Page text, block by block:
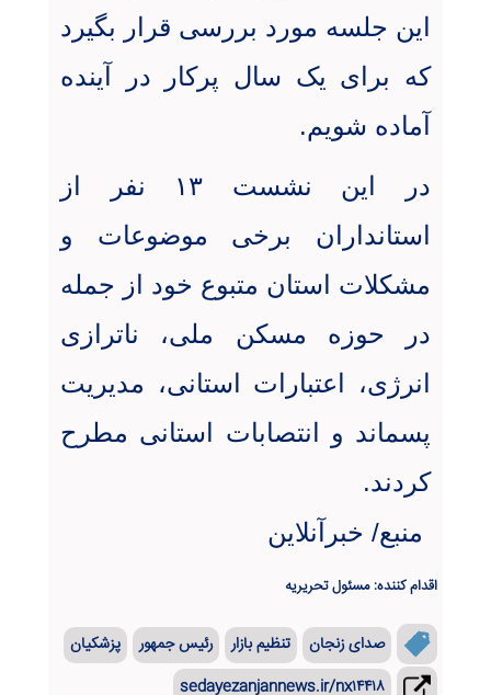
این جلسه مورد بررسی قرار بگیرد
که برای یک سال پرکار در آینده
آماده شویم.
در این نشست ۱۳ نفر از
استانداران برخی موضوعات و
مشکلات استان متبوع خود از جمله
در حوزه مسکن ملی، ناترازی
انرژی، اعتبارات استانی، مدیریت
پسماند و انتصابات استانی مطرح
کردند.
منبع/ خبرآنلاین
اقدام کننده: مسئول تحریریه
صدای زنجان تنظیم بازار رئیس جمهور
پزشکیان
sedayezanjannews.ir/nx۱۴۴۱۸